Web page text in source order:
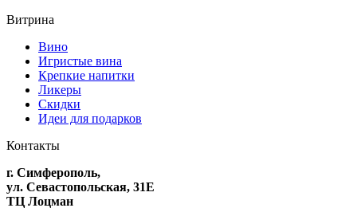
Витрина
Вино
Игристые вина
Крепкие напитки
Ликеры
Скидки
Идеи для подарков
Контакты
г. Симферополь,
ул. Севастопольская, 31Е
ТЦ Лоцман